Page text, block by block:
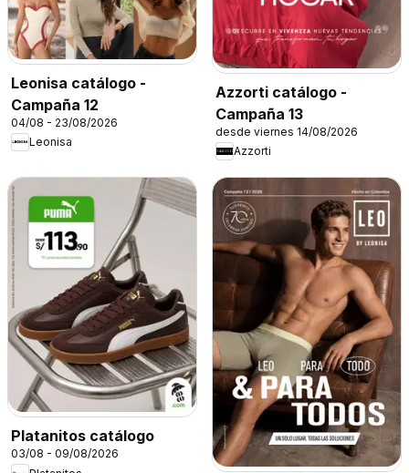
Leonisa catálogo -
Campaña 12
04/08 - 23/08/2026
Leonisa
Azzorti catálogo -
Campaña 13
desde viernes 14/08/2026
Azzorti
Platanitos catálogo
03/08 - 09/08/2026